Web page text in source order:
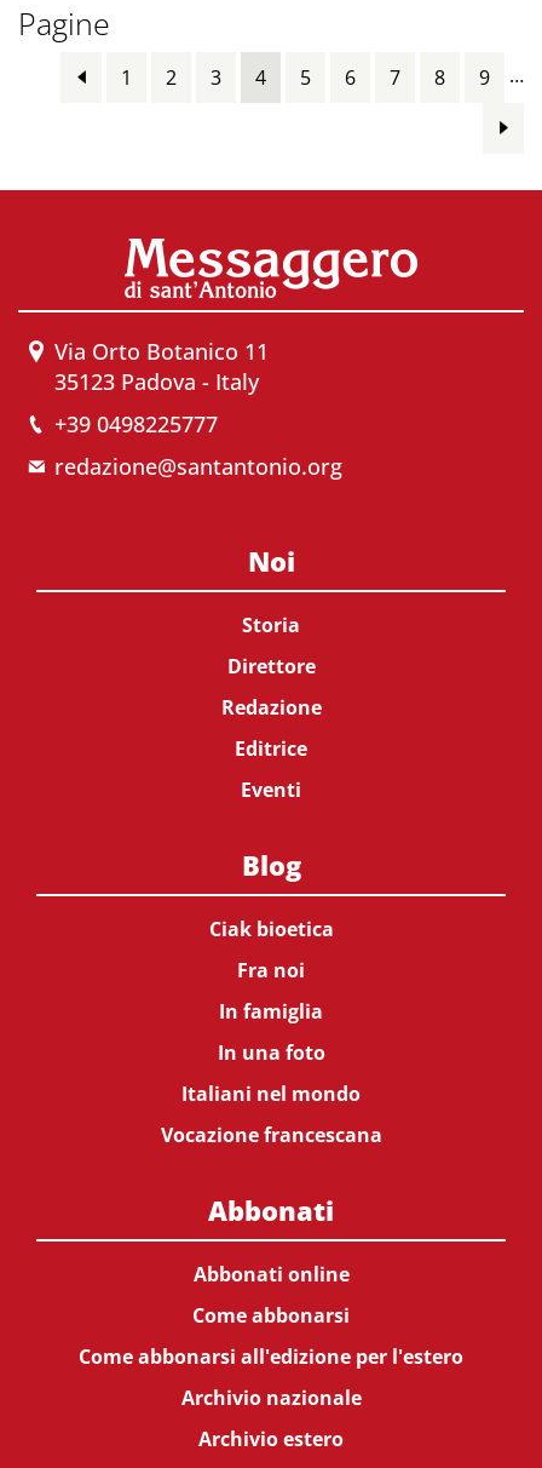
Pagine
1 2 3 4 5 6 7 8 9 …
Via Orto Botanico 11
35123 Padova - Italy
+39 0498225777
redazione@santantonio.org
Noi
Storia
Direttore
Redazione
Editrice
Eventi
Blog
Ciak bioetica
Fra noi
In famiglia
In una foto
Italiani nel mondo
Vocazione francescana
Abbonati
Abbonati online
Come abbonarsi
Come abbonarsi all'edizione per l'estero
Archivio nazionale
Archivio estero